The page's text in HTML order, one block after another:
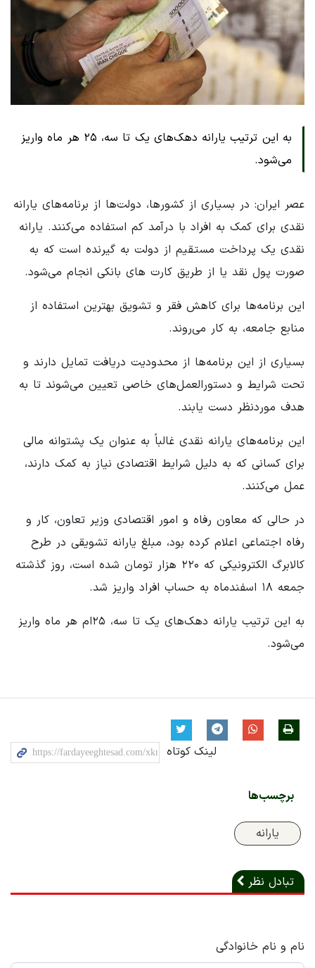
به این ترتیب یارانه دهک‌های یک تا سه، ۲۵ هر ماه واریز
می‌شود.
عصر ایران: در بسیاری از کشورها، دولت‌ها از برنامه‌های یارانه
نقدی برای کمک به افراد با درآمد کم استفاده می‌کنند. یارانه
نقدی یک پرداخت مستقیم از دولت به گیرنده است که به
صورت پول نقد یا از طریق کارت های بانکی انجام می‌شود.
این برنامه‌ها برای کاهش فقر و تشویق بهترین استفاده از
منابع جامعه، به کار می‌روند.
بسیاری از این برنامه‌ها از محدودیت دریافت تمایل دارند و
تحت شرایط و دستورالعمل‌های خاصی تعیین می‌شوند تا به
هدف موردنظر دست یابند.
این برنامه‌های یارانه نقدی غالباً به عنوان یک پشتوانه مالی
برای کسانی که به دلیل شرایط اقتصادی نیاز به کمک دارند،
عمل می‌کنند.
در حالی که معاون رفاه و امور اقتصادی وزیر تعاون، کار و
رفاه اجتماعی اعلام کرده بود، مبلغ یارانه تشویقی در طرح
کالابرگ الکترونیکی که ۲۲۰ هزار تومان شده است، روز گذشته
جمعه ۱۸ اسفندماه به حساب افراد واریز شد.
به این ترتیب یارانه دهک‌های یک تا سه، ۲۵ام هر ماه واریز
می‌شود.
لینک کوتاه
برچسب‌ها
یارانه
تبادل نظر
نام و نام خانوادگی